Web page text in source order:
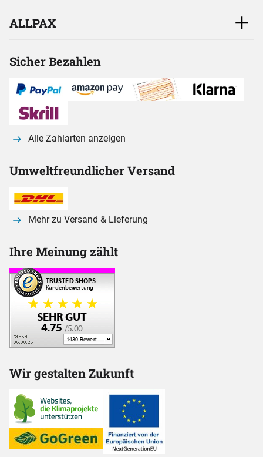
ALLPAX
Sicher Bezahlen
Alle Zahlarten anzeigen
Umweltfreundlicher Versand
Mehr zu Versand & Lieferung
Ihre Meinung zählt
Wir gestalten Zukunft